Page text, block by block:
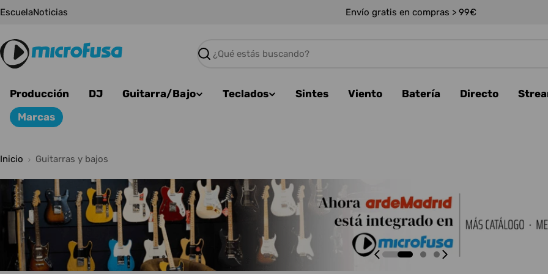
Saltar
EscuelaNoticias Envío gratis en compras > 99€
Buscar
Producción DJ Guitarra/Bajo Teclados Sintes Viento Batería Directo
Marcas
Inicio Guitarras y bajos